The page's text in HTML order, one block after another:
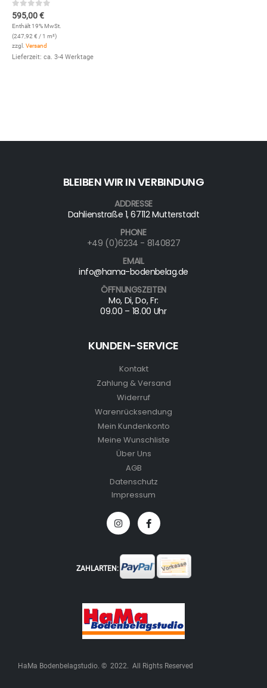
0out of 5
595,00€
Enthält 19% MwSt.
(247,92 € / 1 m²)
zzgl. Versand
Lieferzeit: ca. 3-4 Werktage
BLEIBEN WIR IN VERBINDUNG
ADDRESSE
Dahlienstraße 1, 67112 Mutterstadt
PHONE
+49 (0)6234 - 8140827
EMAIL
info@hama-bodenbelag.de
ÖFFNUNGSZEITEN
Mo, Di, Do, Fr:
09.00 – 18.00 Uhr
KUNDEN-SERVICE
Kontakt
Zahlung & Versand
Widerruf
Warenrücksendung
Mein Kundenkonto
Meine Wunschliste
Über Uns
AGB
Datenschutz
Impressum
ZAHLARTEN:
HaMa Bodenbelagstudio. © 2022. All Rights Reserved